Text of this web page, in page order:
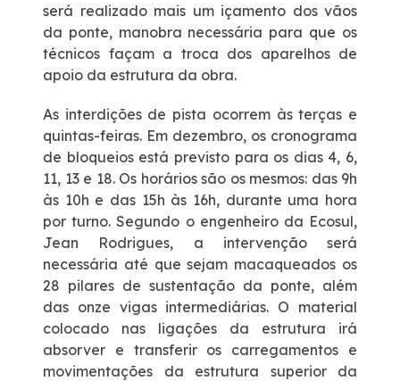
Deficiente Auditivo e de Fala
Fale Conosco
Dúvidas
Fornecedores
Trabalhe Conosco
Ouvidoria
WhatsApp
será realizado mais um içamento dos vãos
da ponte, manobra necessária para que os
técnicos façam a troca dos aparelhos de
apoio da estrutura da obra.
As interdições de pista ocorrem às terças e
quintas-feiras. Em dezembro, os cronograma
de bloqueios está previsto para os dias 4, 6,
11, 13 e 18. Os horários são os mesmos: das 9h
às 10h e das 15h às 16h, durante uma hora
por turno. Segundo o engenheiro da Ecosul,
Jean Rodrigues, a intervenção será
necessária até que sejam macaqueados os
28 pilares de sustentação da ponte, além
das onze vigas intermediárias. O material
colocado nas ligações da estrutura irá
absorver e transferir os carregamentos e
movimentações da estrutura superior da